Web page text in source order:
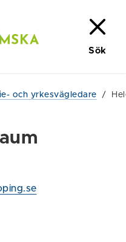
Sök
och yrkesvägledare /